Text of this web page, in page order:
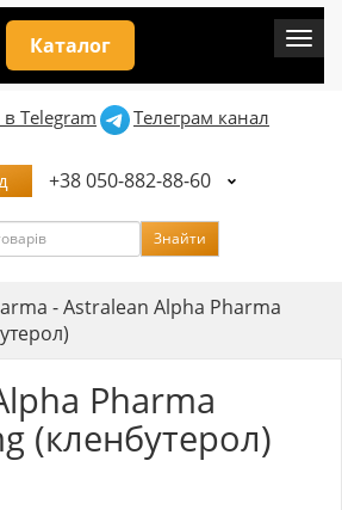
Каталог
Telegram Телеграм канал
+38 050-882-88-60
Пошук Знайти
-Astralean Alpha Pharma
Pharma
(кленбутерол)